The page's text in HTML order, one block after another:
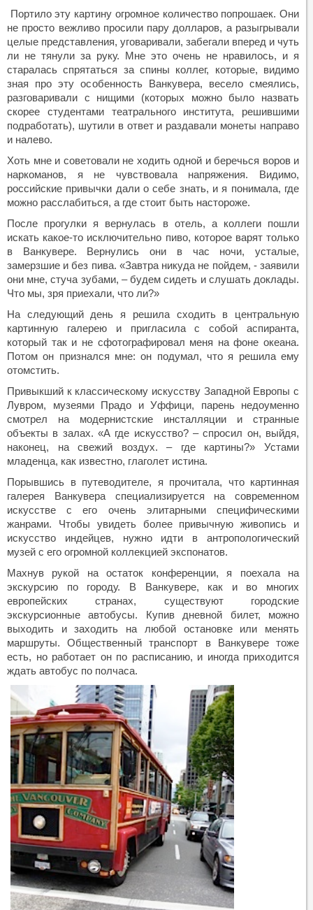
Портило эту картину огромное количество попрошаек. Они
не просто вежливо просили пару долларов, а разыгрывали
целые представления, уговаривали, забегали вперед и чуть
ли не тянули за руку. Мне это очень не нравилось, и я
старалась спрятаться за спины коллег, которые, видимо
зная про эту особенность Ванкувера, весело смеялись,
разговаривали с нищими (которых можно было назвать
скорее студентами театрального института, решившими
подработать), шутили в ответ и раздавали монеты направо
и налево.
Хоть мне и советовали не ходить одной и беречься воров и
наркоманов, я не чувствовала напряжения. Видимо,
российские привычки дали о себе знать, и я понимала, где
можно расслабиться, а где стоит быть настороже.
После прогулки я вернулась в отель, а коллеги пошли
искать какое-то исключительно пиво, которое варят только
в Ванкувере. Вернулись они в час ночи, усталые,
замерзшие и без пива. «Завтра никуда не пойдем, - заявили
они мне, стуча зубами, – будем сидеть и слушать доклады.
Что мы, зря приехали, что ли?»
На следующий день я решила сходить в центральную
картинную галерею и пригласила с собой аспиранта,
который так и не сфотографировал меня на фоне океана.
Потом он признался мне: он подумал, что я решила ему
отомстить.
Привыкший к классическому искусству Западной Европы с
Лувром, музеями Прадо и Уффици, парень недоуменно
смотрел на модернистские инсталляции и странные
объекты в залах. «А где искусство? – спросил он, выйдя,
наконец, на свежий воздух. – где картины?» Устами
младенца, как известно, глаголет истина.
Порывшись в путеводителе, я прочитала, что картинная
галерея Ванкувера специализируется на современном
искусстве с его очень элитарными специфическими
жанрами. Чтобы увидеть более привычную живопись и
искусство индейцев, нужно идти в антропологический
музей с его огромной коллекцией экспонатов.
Махнув рукой на остаток конференции, я поехала на
экскурсию по городу. В Ванкувере, как и во многих
европейских странах, существуют городские
экскурсионные автобусы. Купив дневной билет, можно
выходить и заходить на любой остановке или менять
маршруты. Общественный транспорт в Ванкувере тоже
есть, но работает он по расписанию, и иногда приходится
ждать автобус по полчаса.